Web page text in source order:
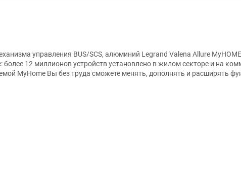
управления BUS/SCS, алюминий Legrand Valena Allure MyHOME
12 миллионов устройств установлено в жилом секторе и на
MyHome Вы без труда сможете менять, дополнять и расширять
сайте справочная информация о товарах не является офертой,
вид, технические характеристики и комплектацию без
механизмов BUS/SCS.С символом "GEN".2 модуля.Алюминий , у нас